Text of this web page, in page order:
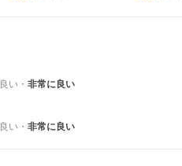
良い ・ 非常に良い
良い ・ 非常に良い